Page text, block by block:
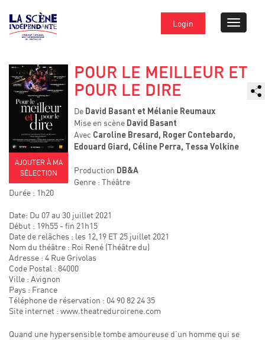
Login
AJOUTER À MA
SÉLECTION
POUR LE MEILLEUR ET
POUR LE DIRE
De David Basant et Mélanie Reumaux
Mise en scène David Basant
Avec Caroline Bresard, Roger Contebardo,
Edouard Giard, Céline Perra, Tessa Volkine
Production DB&A
Genre : Théâtre
Durée : 1h20
Date: Du 07 au 30 juillet 2021
Début : 19h55 - fin 21h15
Date de relâches : les 12,19 ET 25 juillet 2021
Nom du théâtre : Roi René (Théâtre du)
Adresse : 4 Rue Grivolas
Code Postal : 84000
Ville : Avignon
Pays : France
Téléphone de réservation : 04 90 82 24 35
Site internet : www.theatreduroirene.com
Quand une hypersensible tombe amoureuse d’un homme qui se